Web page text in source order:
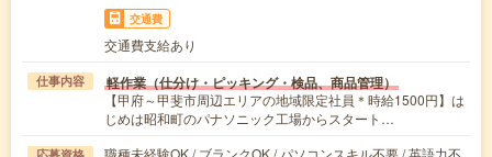
交通費
交通費支給あり
仕事内容 軽作業（仕分け・ピッキング・検品、商品管理）
【甲府～甲斐市周辺エリアの地域限定社員＊時給1500円】は
じめは昭和町のパナソニック工場からスタート…
職種未経験OK / ブランクOK / パソコンスキル不要 / 英語力不